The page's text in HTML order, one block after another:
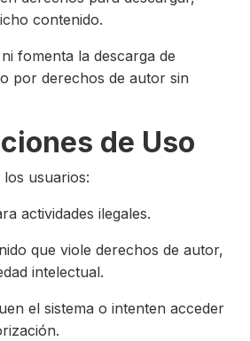
contenido.
fomenta la descarga de
por derechos de autor sin
de Uso
usuarios:
actividades ilegales.
que viole derechos de autor,
intelectual.
el sistema o intenten acceder